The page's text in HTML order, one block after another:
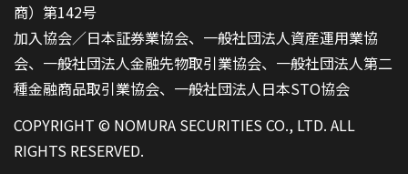
商）第142号
加入協会／日本証券業協会、一般社団法人資産運用業協
会、一般社団法人金融先物取引業協会、一般社団法人第二
種金融商品取引業協会、一般社団法人日本STO協会
COPYRIGHT © NOMURA SECURITIES CO., LTD. ALL
RIGHTS RESERVED.